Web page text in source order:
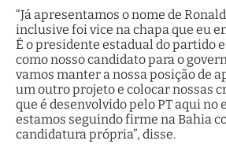
“Já apresentamos o nome de
inclusive foi vice na chapa que eu
É o presidente estadual do partido
como nosso candidato para o
vamos manter a nossa posição de
um outro projeto e colocar nossas
que é desenvolvido pelo PT aqui no
estamos seguindo firme na Bahia
candidatura própria”, disse.